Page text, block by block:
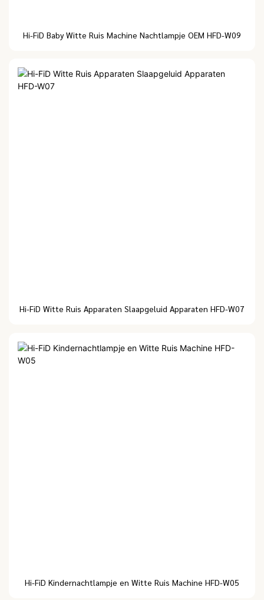
Hi-FiD Baby Witte Ruis Machine Nachtlampje OEM HFD-W09
Hi-FiD Witte Ruis Apparaten Slaapgeluid Apparaten HFD-W07
Hi-FiD Kindernachtlampje en Witte Ruis Machine HFD-W05